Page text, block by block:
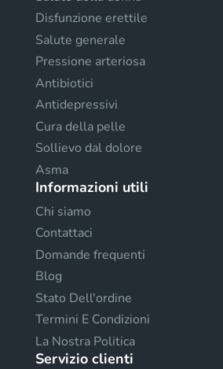
Disfunzione erettile
Salute generale
Pressione arteriosa
Antibiotici
Antidepressivi
Cura della pelle
Sollievo dal dolore
Asma
Informazioni utili
Chi siamo
Contattaci
Domande frequenti
Blog
Stato Dell'ordine
Termini E Condizioni
La Nostra Politica
Servizio clienti